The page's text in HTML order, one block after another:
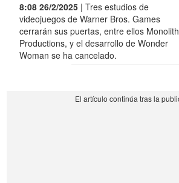
8:08 26/2/2025 | Tres estudios de
videojuegos de Warner Bros. Games
cerrarán sus puertas, entre ellos Monolith
Productions, y el desarrollo de Wonder
Woman se ha cancelado.